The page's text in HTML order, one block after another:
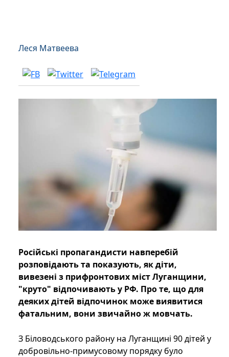
Леся Матвеева
Російські пропагандисти навперебій
розповідають та показують, як діти,
вивезені з прифронтових міст Луганщини,
"круто" відпочивають у РФ. Про те, що для
деяких дітей відпочинок може виявитися
фатальним, вони звичайно ж мовчать.
З Біловодського району на Луганщині 90 дітей у
добровільно-примусовому порядку було